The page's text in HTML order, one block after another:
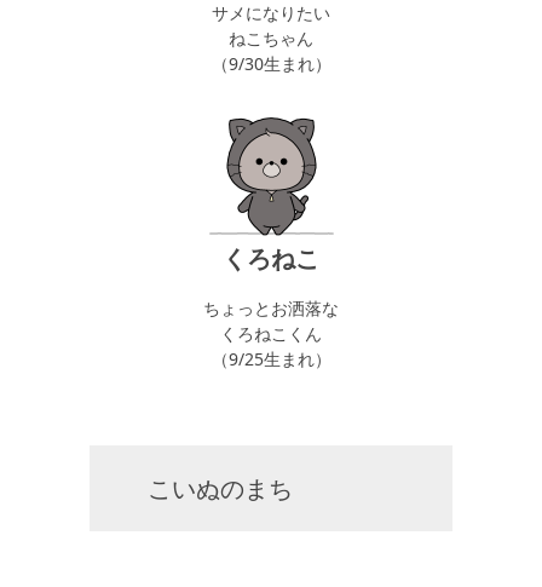
サメになりたい
ねこちゃん
（9/30生まれ）
くろねこ
ちょっとお洒落な
くろねこくん
（9/25生まれ）
こいぬのまち